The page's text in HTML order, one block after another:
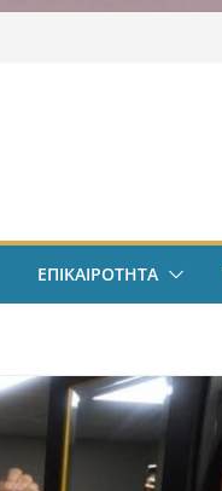
ΕΠΙΚΑΙΡΟΤΗΤΑ